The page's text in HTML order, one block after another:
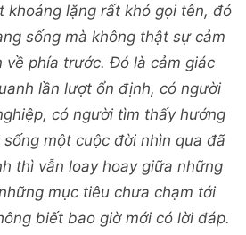
khoảng lặng rất khó gọi tên, đó
sống mà không thật sự cảm
về phía trước. Đó là cảm giác
lần lượt ổn định, có người
có người tìm thấy hướng
một cuộc đời nhìn qua đã
thì vẫn loay hoay giữa những
mục tiêu chưa chạm tới
biết bao giờ mới có lời đáp.